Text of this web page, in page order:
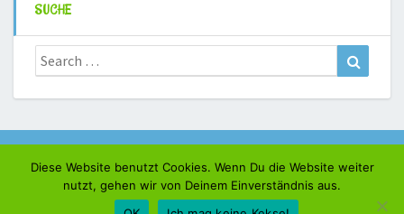
SUCHE
Search
for:
Kontakt & Impressum
Datenschutz
Diese Website benutzt Cookies. Wenn Du die Website weiter
nutzt, gehen wir von Deinem Einverständnis aus.